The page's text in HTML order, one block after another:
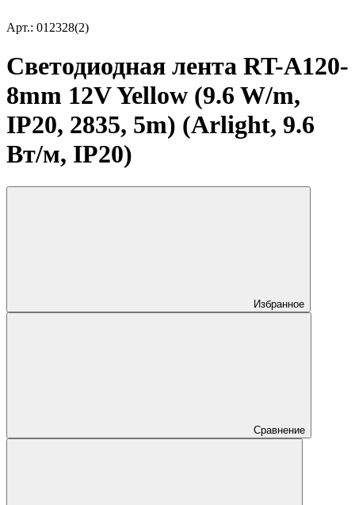
Арт.: 012328(2)
Светодиодная лента RT-A120-
8mm 12V Yellow (9.6 W/m,
IP20, 2835, 5m) (Arlight, 9.6
Вт/м, IP20)
Избранное
Сравнение